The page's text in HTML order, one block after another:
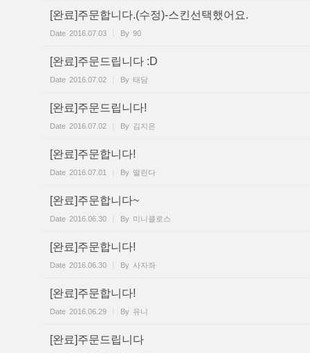
[완료]주문합니다.(수정)-스킨선택했어요.
Date 2016.07.03 By 90
[완료]주문드립니다 :D
Date 2016.07.02 By 태담
[완료]주문드립니다!
Date 2016.07.02 By 김지은
[완료]주문합니다!
Date 2016.07.01 By 떨린다
[완료]주문합니다~
Date 2016.06.30 By 미니클로스
[완료]주문합니다!
Date 2016.06.30 By 사자좌
[완료]주문합니다!
Date 2016.06.29 By 유니
[완료]주문드립니다